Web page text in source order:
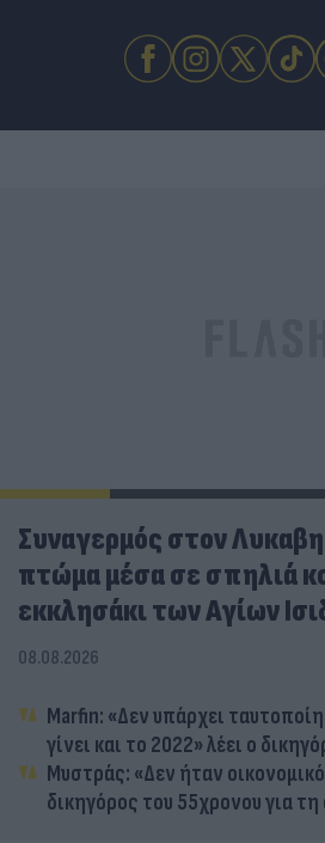
Συναγερμός στον
πτώμα μέσα σε σπηλιά
εκκλησάκι των Αγίων
08.08.2026
Marfin: «Δεν υπάρχει
γίνει και το 2022» λέει ο
Μυστράς: «Δεν ήταν
δικηγόρος του 55χρονου για